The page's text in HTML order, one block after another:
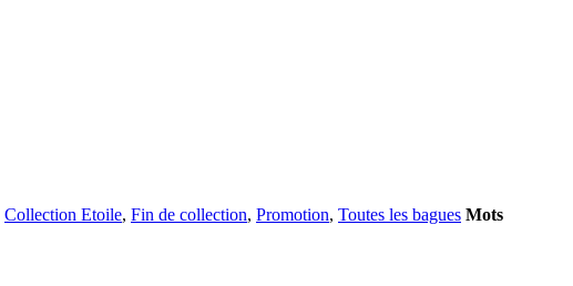
Collection Etoile, Fin de collection, Promotion, Toutes les bagues Mots